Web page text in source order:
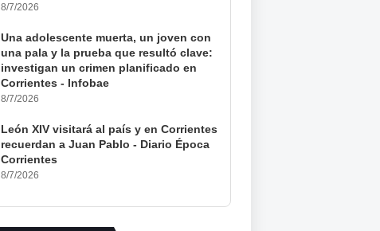
8/7/2026
Una adolescente muerta, un joven con
una pala y la prueba que resultó clave:
investigan un crimen planificado en
Corrientes - Infobae
8/7/2026
León XIV visitará al país y en Corrientes
recuerdan a Juan Pablo - Diario Época
Corrientes
8/7/2026